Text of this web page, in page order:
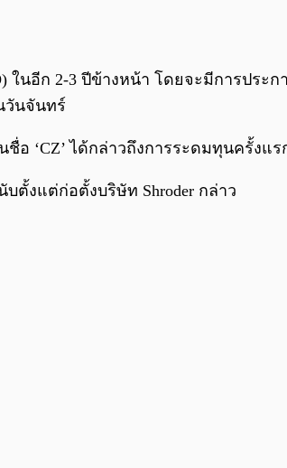
นอีก 2-3 ปีข้างหน้า โดยจะมีการประก
วันจันทร์
อ ‘CZ’ ได้กล่าวถึงการระดมทุนครั้งแ
บตั้งแต่ก่อตั้งบริษัท Shroder กล่าว